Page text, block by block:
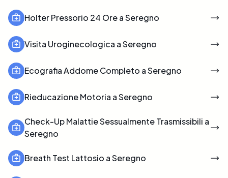
Holter Pressorio 24 Ore a Seregno
Visita Uroginecologica a Seregno
Ecografia Addome Completo a Seregno
Rieducazione Motoria a Seregno
Check-Up Malattie Sessualmente Trasmissibili a
Seregno
Breath Test Lattosio a Seregno